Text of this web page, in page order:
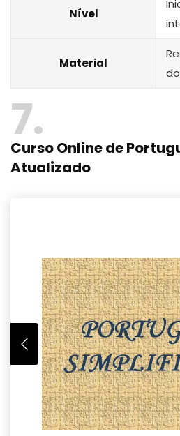
Nível
Material
7
Curso Online de
Atualizado